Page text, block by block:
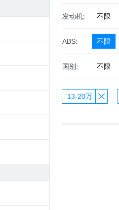
发动机: 不限
ABS: 不限
国别: 不限
13-20万